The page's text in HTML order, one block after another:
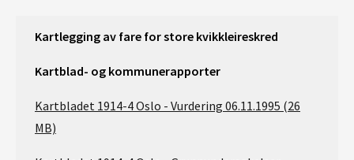
Kartlegging av fare for store kvikkleireskred
Kartblad- og kommunerapporter
Kartbladet 1914-4 Oslo - Vurdering 06.11.1995 (26
MB)